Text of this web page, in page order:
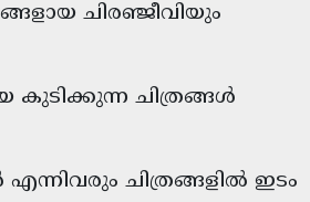
ചിരഞ്ജീവിയും
കുടിക്കുന്ന ചിത്രങ്ങൾ
ചിത്രങ്ങളിൽ ഇടം